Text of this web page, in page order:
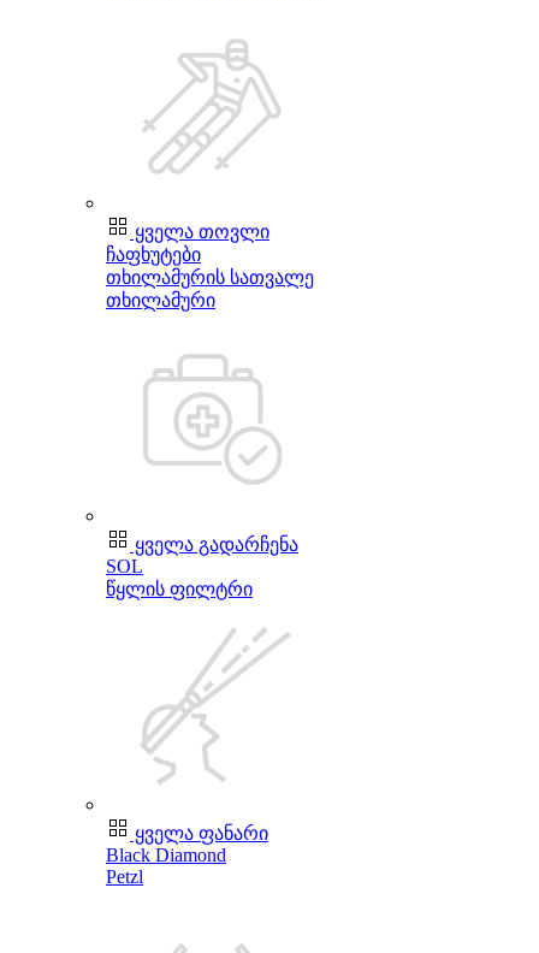
ყველა თოვლი
ჩაფხუტები
თხილამურის სათვალე
თხილამური
ყველა გადარჩენა
SOL
წყლის ფილტრი
ყველა ფანარი
Black Diamond
Petzl